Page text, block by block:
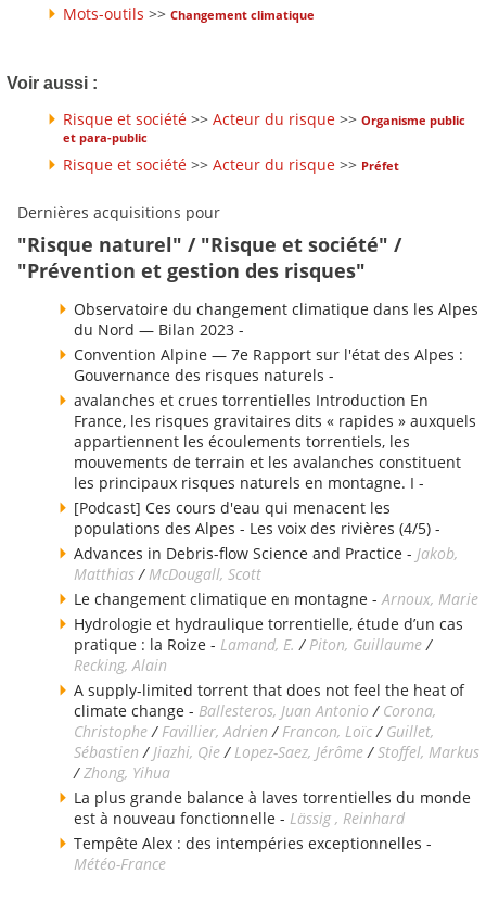
Mots-outils >> Changement climatique
Voir aussi :
Risque et société >> Acteur du risque >> Organisme public
et para-public
Risque et société >> Acteur du risque >> Préfet
Dernières acquisitions pour
"Risque naturel" / "Risque et société" /
"Prévention et gestion des risques"
Observatoire du changement climatique dans les Alpes
du Nord — Bilan 2023 -
Convention Alpine — 7e Rapport sur l'état des Alpes :
Gouvernance des risques naturels -
avalanches et crues torrentielles Introduction En
France, les risques gravitaires dits « rapides » auxquels
appartiennent les écoulements torrentiels, les
mouvements de terrain et les avalanches constituent
les principaux risques naturels en montagne. I -
[Podcast] Ces cours d'eau qui menacent les
populations des Alpes - Les voix des rivières (4/5) -
Advances in Debris-flow Science and Practice - Jakob,
Matthias/McDougall, Scott
Le changement climatique en montagne -Arnoux, Marie
Hydrologie et hydraulique torrentielle, étude d’un cas
pratique : la Roize - Lamand, E. / Piton, Guillaume/
Recking, Alain
A supply-limited torrent that does not feel the heat of
climate change - Ballesteros, Juan Antonio / Corona,
Christophe/ Favillier, Adrien / Francon, Loïc/ Guillet,
Sébastien / Jiazhi, Qie/ Lopez-Saez, Jérôme/Stoffel, Markus
/Zhong, Yihua
La plus grande balance à laves torrentielles du monde
est à nouveau fonctionnelle - Lässig , Reinhard
Tempête Alex : des intempéries exceptionnelles -
Météo-France